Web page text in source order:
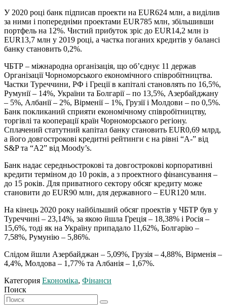
У 2020 році банк підписав проекти на EUR624 млн, а виділив
за ними і попередніми проектами EUR785 млн, збільшивши
портфель на 12%. Чистий прибуток зріс до EUR14,2 млн із
EUR13,7 млн у 2019 році, а частка поганих кредитів у балансі
банку становить 0,2%.
ЧБТР – міжнародна організація, що об’єднує 11 держав
Організації Чорноморського економічного співробітництва.
Частки Туреччини, РФ і Греції в капіталі становлять по 16,5%,
Румунії – 14%, України та Болгарії – по 13,5%, Азербайджану
– 5%, Албанії – 2%, Вірменії – 1%, Грузії і Молдови – по 0,5%.
Банк покликаний сприяти економічному співробітництву,
торгівлі та кооперації країн Чорноморського регіону.
Сплачений статутний капітал банку становить EUR0,69 млрд,
а його довгострокові кредитні рейтинги є на рівні “А-” від
S&P та “А2” від Moody’s.
Банк надає середньострокові та довгострокові корпоративні
кредити терміном до 10 років, а з проектного фінансування –
до 15 років. Для приватного сектору обсяг кредиту може
становити до EUR90 млн, для державного – EUR120 млн.
На кінець 2020 року найбільший обсяг проектів у ЧБТР був у
Туреччині – 23,14%, за якою йшла Греція – 18,38% і Росія –
15,6%, тоді як на Україну припадало 11,62%, Болгарію –
7,58%, Румунію – 5,86%.
Слідом йшли Азербайджан – 5,09%, Грузія – 4,88%, Вірменія –
4,4%, Молдова – 1,77% та Албанія – 1,67%.
Категория Економіка, Фінанси
Поиск